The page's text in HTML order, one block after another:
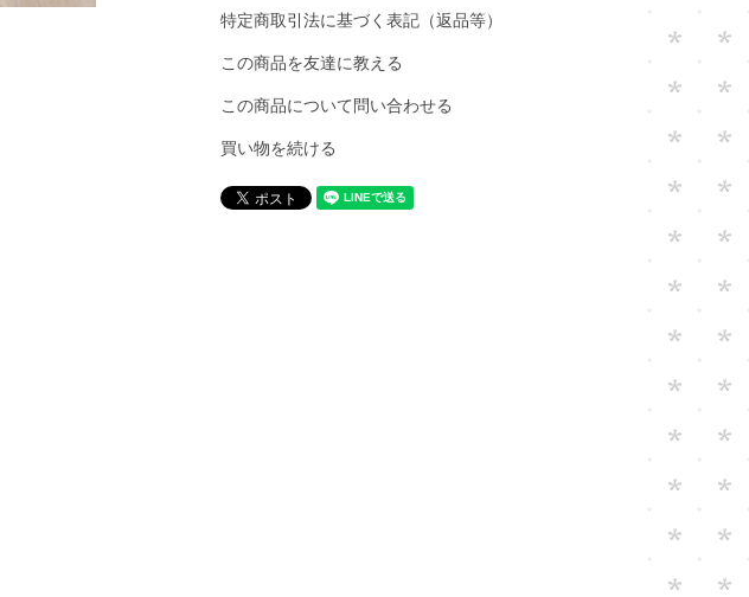
特定商取引法に基づく表記（返品等）
この商品を友達に教える
この商品について問い合わせる
買い物を続ける